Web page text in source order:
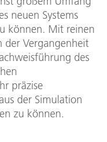
neuen Systems
können. Mit reinen
der Vergangenheit
des
präzise
der Simulation
zu können.